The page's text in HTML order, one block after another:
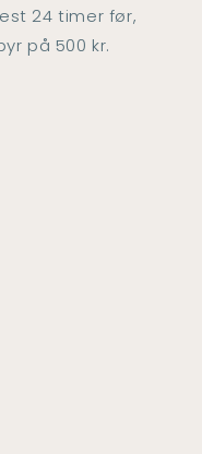
24 timer før,
på 500 kr.